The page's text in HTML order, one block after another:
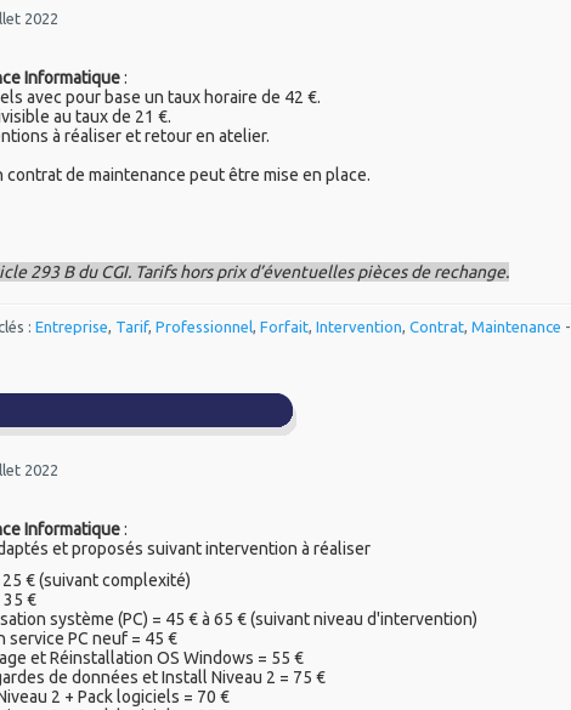
2022
Informatique:
avec pour base un taux horaire de 42 €.
au taux de 21 €.
à réaliser et retour en atelier.
de maintenance peut être mise en place.
293 B du CGI. Tarifs hors prix d’éventuelles pièces de rechange.
: Entreprise, Tarif, Professionnel, Forfait, Intervention, Contrat, Maintenance -
2022
Informatique:
et proposés suivant intervention à réaliser
€ (suivant complexité)
€
système (PC) = 45 € à 65 € (suivant niveau d'intervention)
service PC neuf = 45 €
et Réinstallation OS Windows = 55 €
de données et Install Niveau 2 = 75 €
2 + Pack logiciels = 70 €